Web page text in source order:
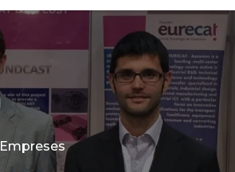
Categories
Empreses